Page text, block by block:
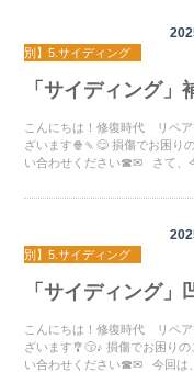
別】5.サイディング
「サイディング」
こんにちは！修復時代 リペ
ざいます🍿🍡😋 損傷でお困り
い合わせください☎✉ さて、
別】5.サイディング
「サイディング」
こんにちは！修復時代 リペ
ざいます🎐😙♪ 損傷でお困り
い合わせください☎✉ 今回は